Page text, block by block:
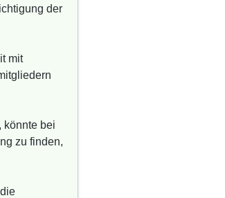
der
mit
könnte bei
zu finden,